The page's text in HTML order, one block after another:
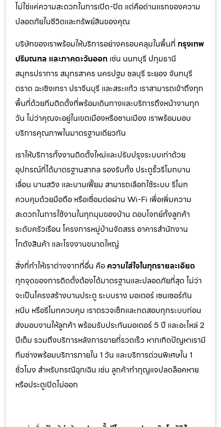
ไม่ใช่แค่ความสะดวกในการเปิด-ปิด แต่คือด่านแรกของความ
ปลอดภัยในชีวิตและทรัพย์สินของคุณ
บริษัทของเราพร้อมให้บริการอย่างครอบคลุมในพื้นที่ กรุงเทพ
ปริมณฑล และภาคตะวันออก เช่น นนทบุรี ปทุมธานี
สมุทรปราการ สมุทรสาคร นครปฐม ชลบุรี ระยอง จันทบุรี
ตราด ฉะเชิงเทรา ปราจีนบุรี และสระแก้ว เราสามารถเข้าถึงทุก
พื้นที่ด้วยทีมติดตั้งที่พร้อมเดินทางและบริการถึงหน้างานทุก
วัน ไม่ว่าคุณจะอยู่ในเขตเมืองหรือชานเมือง เราพร้อมมอบ
บริการคุณภาพในมาตรฐานเดียวกัน
เราให้บริการทั้งงานติดตั้งใหม่และปรับปรุงระบบเก่าด้วย
อุปกรณ์ที่ได้มาตรฐานสากล รองรับทั้ง ประตูรั้วรีโมทบาน
เลื่อน บานสวิง และบานเฟี้ยม สามารถเลือกใช้ระบบ รีโมท
ควบคุมด้วยมือถือ หรือเชื่อมต่อผ่าน Wi-Fi เพื่อเพิ่มความ
สะดวกในการใช้งานในทุกมุมของบ้าน ตอบโจทย์ทั้งลูกค้า
ระดับครัวเรือน โครงการหมู่บ้านจัดสรร อาคารสำนักงาน
โกดังสินค้า และโรงงานขนาดใหญ่
สิ่งที่ทำให้เราต่างจากที่อื่น คือ ความใส่ใจในทุกรายละเอียด
ทุกจุดของการติดตั้งต้องได้มาตรฐานและปลอดภัยที่สุด ไม่ว่า
จะเป็นโครงสร้างบานประตู ระบบราง มอเตอร์ เซนเซอร์กัน
หนีบ หรือรีโมทควบคุม เราตรวจเช็กและทดสอบทุกระบบก่อน
ส่งมอบงานให้ลูกค้า พร้อมรับประกันมอเตอร์ 5 ปี และอะไหล่ 2
ปีเต็ม รวมถึงบริการหลังการขายที่รวดเร็ว หากเกิดปัญหาเรามี
ทีมช่างพร้อมบริการภายใน 1 วัน และบริการด่วนพิเศษใน 1
ชั่วโมง สำหรับกรณีฉุกเฉิน เช่น ลูกค้าทำกุญแจปลดล็อคหาย
หรือประตูเปิดไม่ออก